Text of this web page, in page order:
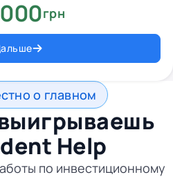
грн
о главном
Help
по инвестиционному